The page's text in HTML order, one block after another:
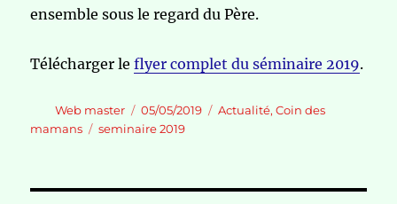
ensemble sous le regard du Père.
Télécharger leflyer complet du séminaire 2019.
Auteur
Web master
Publié
le
05/05/2019 Catégories
Actualité,Coin des
mamans
Étiquettes
seminaire 2019